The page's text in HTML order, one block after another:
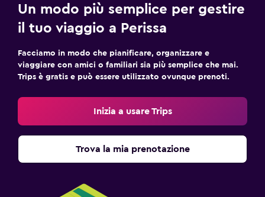
Un modo più semplice per gestire
il tuo viaggio a Perissa
Facciamo in modo che pianificare, organizzare e
viaggiare con amici o familiari sia più semplice che mai.
Trips è gratis e può essere utilizzato ovunque prenoti.
Inizia a usare Trips
Trova la mia prenotazione